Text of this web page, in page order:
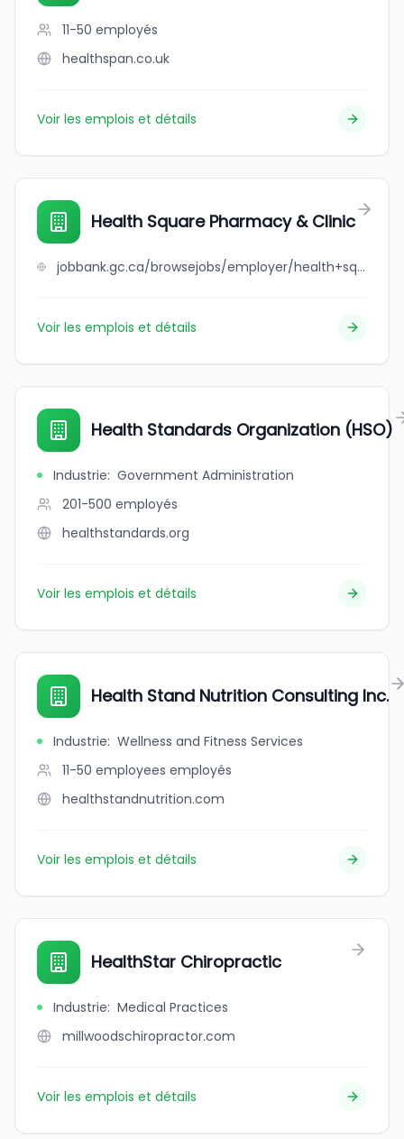
11-50 employés
healthspan.co.uk
Voir les emplois et détails
Health Square Pharmacy & Clinic
jobbank.gc.ca/browsejobs/employer/health+square+pharmacy+%26+clinic/ca
Voir les emplois et détails
Health Standards Organization (HSO)
Industrie: Government Administration
201-500 employés
healthstandards.org
Voir les emplois et détails
Health Stand Nutrition Consulting Inc.
Industrie: Wellness and Fitness Services
11-50 employees employés
healthstandnutrition.com
Voir les emplois et détails
HealthStar Chiropractic
Industrie: Medical Practices
millwoodschiropractor.com
Voir les emplois et détails